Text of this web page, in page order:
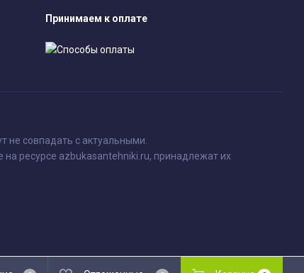
Принимаем к оплате
не совпадать с актуальными.
на ресурсе azbukasantehniki.ru, принадлежат их